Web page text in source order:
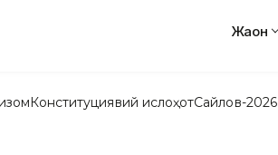
Жаҳон
Конституциявий ислоҳотСайлов-2026